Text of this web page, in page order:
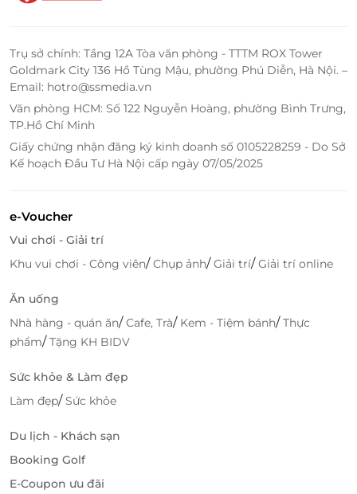
Trụ sở chính: Tầng 12A Tòa văn phòng - TTTM ROX Tower
Goldmark City 136 Hồ Tùng Mậu, phường Phú Diễn, Hà Nội. –
Email: hotro@ssmedia.vn
Văn phòng HCM: Số 122 Nguyễn Hoàng, phường Bình Trưng,
TP.Hồ Chí Minh
Giấy chứng nhận đăng ký kinh doanh số 0105228259 - Do Sở
Kế hoạch Đầu Tư Hà Nội cấp ngày 07/05/2025
e-Voucher
Vui chơi - Giải trí
Khu vui chơi - Công viên/Chụp ảnh/Giải trí/Giải trí online
Ăn uống
Nhà hàng - quán ăn/Cafe, Trà/ Kem - Tiệm bánh/Thực
phẩm/Tặng KH BIDV
Sức khỏe & Làm đẹp
Làm đẹp/Sức khỏe
Du lịch - Khách sạn
Booking Golf
E-Coupon ưu đãi